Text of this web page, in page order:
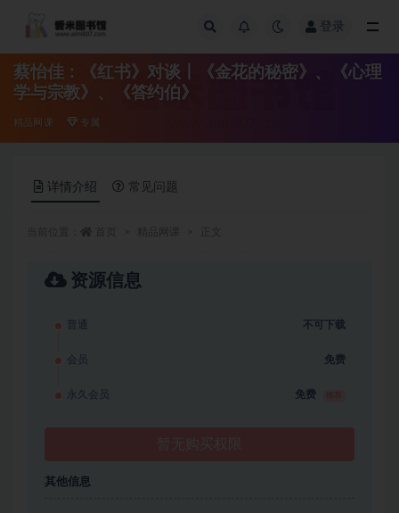
登录
蔡怡佳：《红书》对谈丨《金花的秘密》、《心理
学与宗教》、《答约伯》
精品网课 专属
详情介绍 常见问题
资源信息
普通 不可下载
会员 免费
永久会员 免费
其他信息